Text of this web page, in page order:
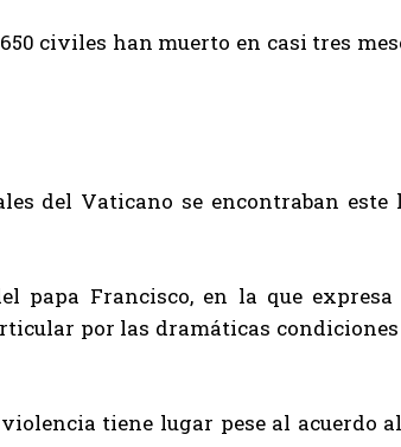
650 civiles han muerto en casi tres
del Vaticano se encontraban
papa Francisco, en la que
por las dramáticas
tiene lugar pese al acuerdo